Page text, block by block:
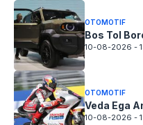
OTOMOTIF
Bos Tol
10-08-2026 -
OTOMOTIF
Veda Ega
10-08-2026 -